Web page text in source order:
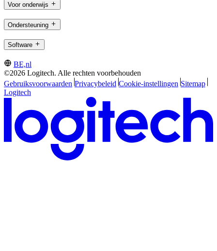
Voor onderwijs
Ondersteuning
Software
BE,nl
©2026 Logitech. Alle rechten voorbehouden
Gebruiksvoorwaarden Privacybeleid Cookie-instellingen Sitemap
Logitech